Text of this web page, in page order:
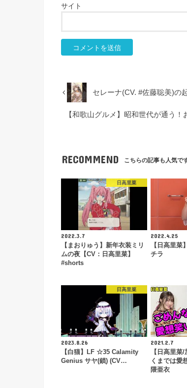
サイト
セレーナ(CV. #佐藤聡美)の
【和歌山グルメ】昭和世代が通う！
RECOMMEND こちらの記事も人気です
日高里菜
2022.3.7
【まおりゅう】新年衣装ミリ
ムの夜【CV：日高里菜】
#shorts
2022.4.25
【日高里菜
チラ
日高里菜
2023.8.26
【白猫】LF ☆35 Calamity
Genius サヤ(鎖) (CV…
2021.2.7
【日高里菜
くまでは愛
隈亜衣